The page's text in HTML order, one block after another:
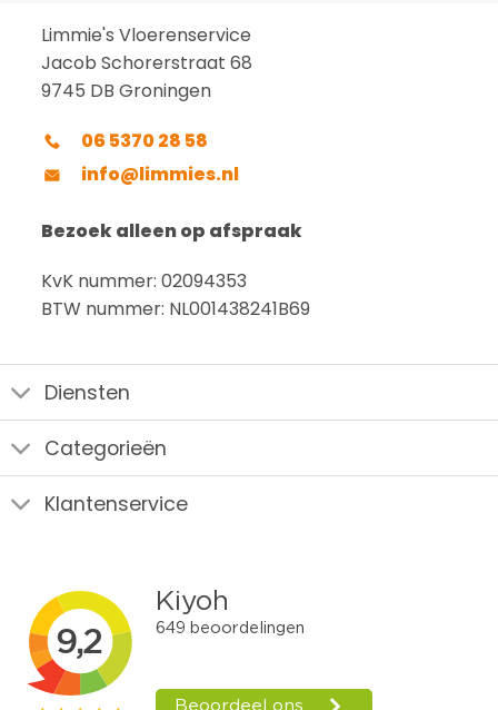
Limmie's Vloerenservice
Jacob Schorerstraat 68
9745 DB Groningen
06 5370 28 58
info@limmies.nl
Bezoek alleen op afspraak
KvK nummer: 02094353
BTW nummer: NL001438241B69
Diensten
Categorieën
Klantenservice